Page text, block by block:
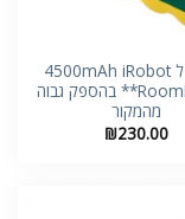
סוללה ל 4500mAh iRobot
Roomba 520** בהספק גבוה
מהמקור
₪230.00